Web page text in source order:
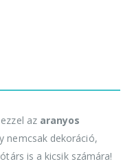
az aranyos
nemcsak dekoráció,
is a kicsik számára!